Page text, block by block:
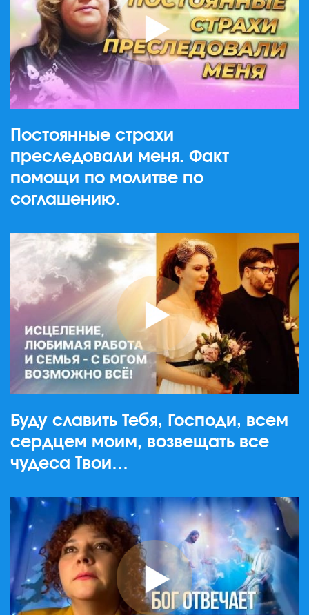
Постоянные страхи
преследовали меня. Факт
помощи по молитве по
соглашению.
Буду славить Тебя, Господи, всем
сердцем моим, возвещать все
чудеса Твои…